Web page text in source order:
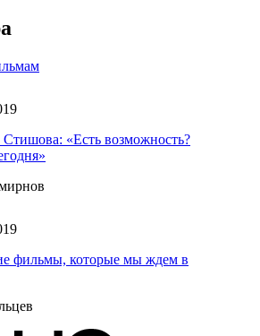
Стишова: «Есть возможность?
фильмы, которые мы ждем в